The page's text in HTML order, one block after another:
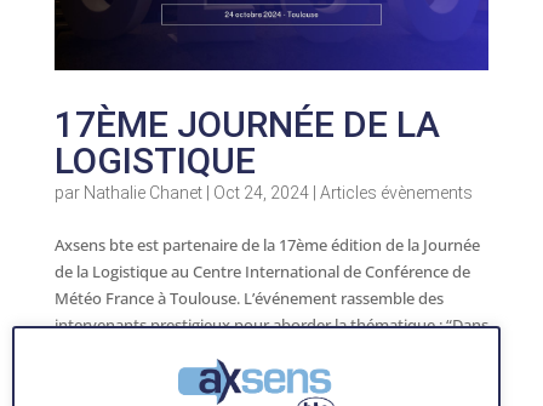
17ÈME JOURNÉE DE LA
LOGISTIQUE
par Nathalie Chanet| Oct 24, 2024| Articles évènements
Axsens bte est partenaire de la 17ème édition de la Journée
de la Logistique au Centre International de Conférence de
Météo France à Toulouse. L’événement rassemble des
intervenants prestigieux pour aborder la thématique : “Dans